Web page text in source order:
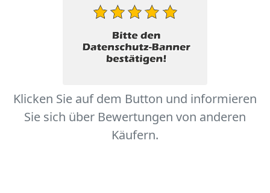
Klicken Sie auf dem Button und informieren
Sie sich über Bewertungen von anderen
Käufern.